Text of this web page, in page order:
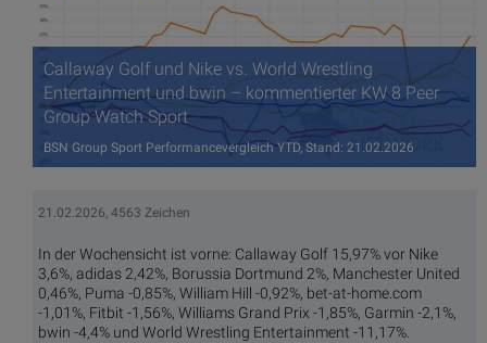
Callaway Golf und Nike vs. World Wrestling
Entertainment und bwin – kommentierter KW 8 Peer
Group Watch Sport
BSN Group Sport Performancevergleich YTD, Stand: 21.02.2026
21.02.2026, 4563 Zeichen
In der Wochensicht ist vorne: Callaway Golf 15,97% vor Nike
3,6%, adidas 2,42%, Borussia Dortmund 2%, Manchester United
0,46%, Puma -0,85%, William Hill -0,92%, bet-at-home.com
-1,01%, Fitbit -1,56%, Williams Grand Prix -1,85%, Garmin -2,1%,
bwin -4,4% und World Wrestling Entertainment -11,17%.